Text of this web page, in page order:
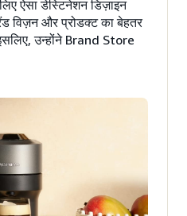
ऐसा डेस्टिनेशन डिज़ाइन
विज़न और प्रोडक्ट का बेहतर
उन्होंने Brand Store